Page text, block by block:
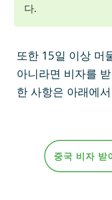
다.
또한 15일 이상 머
아니라면 비자를
한 사항은 아래에
중국 비자 받